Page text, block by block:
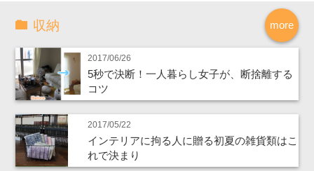
more
収納
2017/06/26
5秒で決断！一人暮らし女子が、断捨離する
コツ
2017/05/22
インテリアに拘る人に贈る初夏の雑貨類はこ
れで決まり